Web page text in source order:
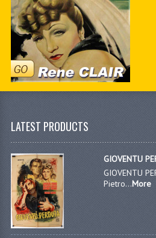
LATEST PRODUCTS
GIOVENTU
GIOVENTU
Pietro...More